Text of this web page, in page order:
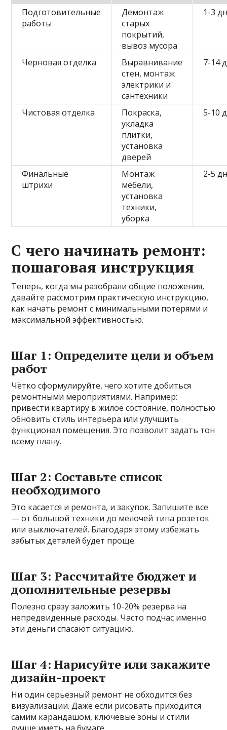
Подготовительные
работы
Демонтаж
старых
покрытий,
вывоз мусора
1-3
Черновая отделка
Выравнивание
стен, монтаж
электрики и
сантехники
7-14
Чистовая отделка
Покраска,
укладка
плитки,
установка
дверей
5-10
Финальные
штрихи
Монтаж
мебели,
установка
техники,
уборка
2-5
С чего начинать ремонт:
пошаговая инструкция
Теперь, когда мы разобрали общие положения,
давайте рассмотрим практическую инструкцию,
как начать ремонт с минимальными потерями и
максимальной эффективностью.
Шаг 1: Определите цели и объем
работ
Чётко сформулируйте, чего хотите добиться
ремонтными мероприятиями. Например:
привести квартиру в жилое состояние, полностью
обновить стиль интерьера или улучшить
функционал помещения. Это позволит задать тон
всему плану.
Шаг 2: Составьте список
необходимого
Это касается и ремонта, и закупок. Запишите все
— от большой техники до мелочей типа розеток
или выключателей. Благодаря этому избежать
забытых деталей будет проще.
Шаг 3: Рассчитайте бюджет и
дополнительные резервы
Полезно сразу заложить 10-20% резерва на
непредвиденные расходы. Часто подчас именно
эти деньги спасают ситуацию.
Шаг 4: Нарисуйте или закажите
дизайн-проект
Ни один серьезный ремонт не обходится без
визуализации. Даже если рисовать приходится
самим карандашом, ключевые зоны и стили